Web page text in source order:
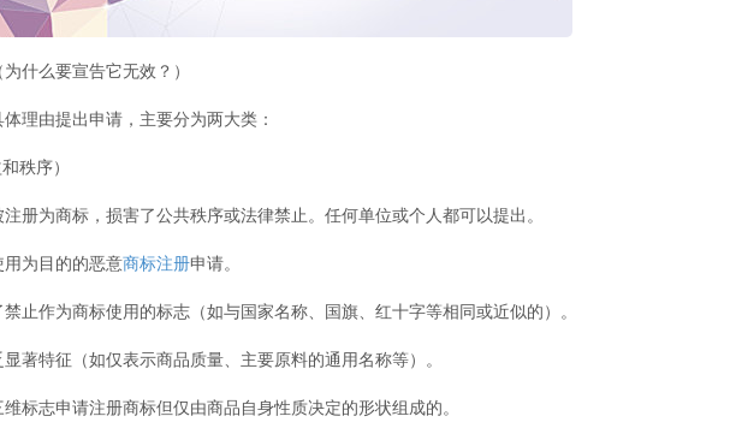
么要宣告它无效？）
由提出申请，主要分为两大类：
秩序）
为商标，损害了公共秩序或法律禁止。任何单位或个人都可以提出。
为目的的恶意商标注册申请。
作为商标使用的标志（如与国家名称、国旗、红十字等相同或近似的）。
特征（如仅表示商品质量、主要原料的通用名称等）。
志申请注册商标但仅由商品自身性质决定的形状组成的。